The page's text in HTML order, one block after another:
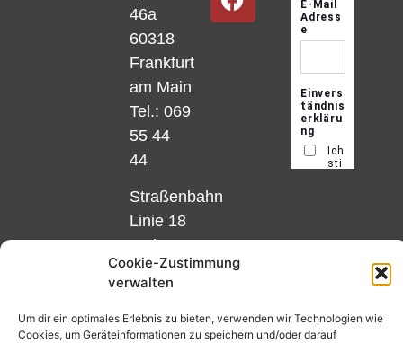
Cookie-Zustimmung
verwalten
Um dir ein optimales Erlebnis zu bieten, verwenden wir Technologien wie
Cookies, um Geräteinformationen zu speichern und/oder darauf
46a
60318
Frankfurt
am Main
Tel.: 069
55 44
44
Straßenbahn
Linie 18
und 12,
Haltestelle
Matthias-
Beltz-